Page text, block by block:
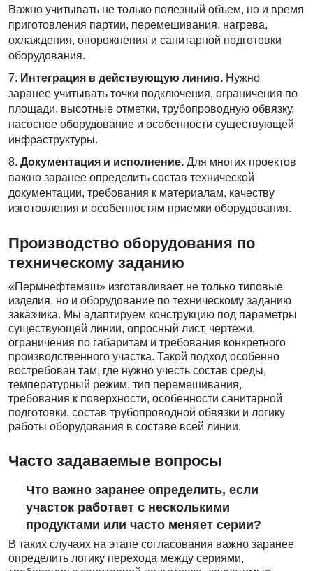
Важно учитывать не только полезный объем, но и время
приготовления партии, перемешивания, нагрева,
охлаждения, опорожнения и санитарной подготовки
оборудования.
Интеграция в действующую линию. Нужно
заранее учитывать точки подключения, ограничения по
площади, высотные отметки, трубопроводную обвязку,
насосное оборудование и особенности существующей
инфраструктуры.
Документация и исполнение. Для многих проектов
важно заранее определить состав технической
документации, требования к материалам, качеству
изготовления и особенностям приемки оборудования.
Производство оборудования по
техническому заданию
«Пермнефтемаш» изготавливает не только типовые
изделия, но и оборудование по техническому заданию
заказчика. Мы адаптируем конструкцию под параметры
существующей линии, опросный лист, чертежи,
ограничения по габаритам и требования конкретного
производственного участка. Такой подход особенно
востребован там, где нужно учесть состав среды,
температурный режим, тип перемешивания,
требования к поверхности, особенности санитарной
подготовки, состав трубопроводной обвязки и логику
работы оборудования в составе всей линии.
Часто задаваемые вопросы
Что важно заранее определить, если
участок работает с несколькими
продуктами или часто меняет серии?
В таких случаях на этапе согласования важно заранее
определить логику перехода между сериями,